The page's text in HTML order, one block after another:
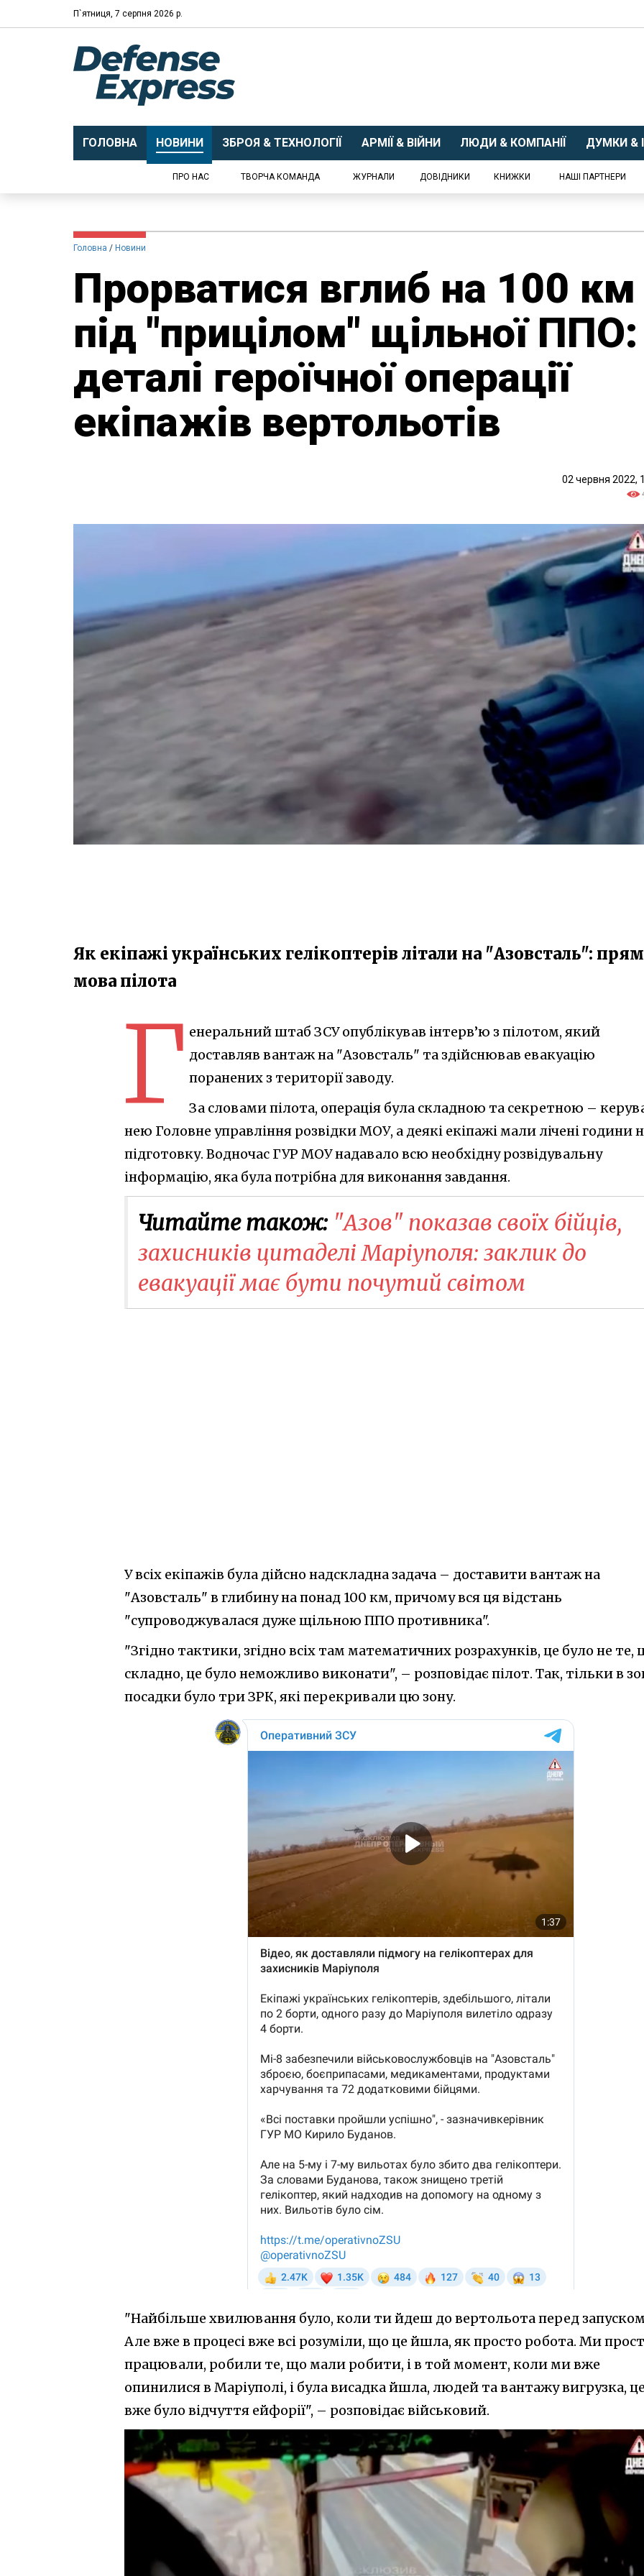
П`ятниця, 7 серпня 2026 р.
ГОЛОВНА НОВИНИ ЗБРОЯ & ТЕХНОЛОГІЇ АРМІЇ & ВІЙНИ ЛЮДИ & КОМПАНІЇ ДУМКИ &
ПРО НАС ТВОРЧА КОМАНДА ЖУРНАЛИ ДОВІДНИКИ КНИЖКИ НАШІ ПАРТНЕРИ
Головна Новини
Прорватися вглиб на 100 км
під "прицілом" щільної ППО:
деталі героїчної операції
екіпажів вертольотів
02 червня 2022,
Як екіпажі українських гелікоптерів літали на "Азовсталь":
мова пілота
Г енеральний штаб ЗСУ опублікував інтерв’ю з пілотом, який
доставляв вантаж на "Азовсталь" та здійснював евакуацію
поранених з території заводу.
За словами пілота, операція була складною та секретною –
нею Головне управління розвідки МОУ, а деякі екіпажі мали лічені години
підготовку. Водночас ГУР МОУ надавало всю необхідну розвідувальну
інформацію, яка була потрібна для виконання завдання.
Читайте також: "Азов" показав своїх бійців,
захисників цитаделі Маріуполя: заклик до
евакуації має бути почутий світом
У всіх екіпажів була дійсно надскладна задача – доставити вантаж на
"Азовсталь" в глибину на понад 100 км, причому вся ця відстань
"супроводжувалася дуже щільною ППО противника".
"Згідно тактики, згідно всіх там математичних розрахунків, це було не те,
складно, це було неможливо виконати", – розповідає пілот. Так, тільки в
посадки було три ЗРК, які перекривали цю зону.
"Найбільше хвилювання було, коли ти йдеш до вертольота перед
Але вже в процесі вже всі розуміли, що це йшла, як просто робота. Ми
працювали, робили те, що мали робити, і в той момент, коли ми вже
опинилися в Маріуполі, і була висадка йшла, людей та вантажу вигрузка,
вже було відчуття ейфорії", – розповідає військовий.